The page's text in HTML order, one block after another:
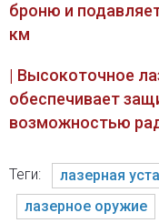
броню и
км
| Высокоточное
обеспечивает
возможностью
Теги: лазерная
лазерное оружие